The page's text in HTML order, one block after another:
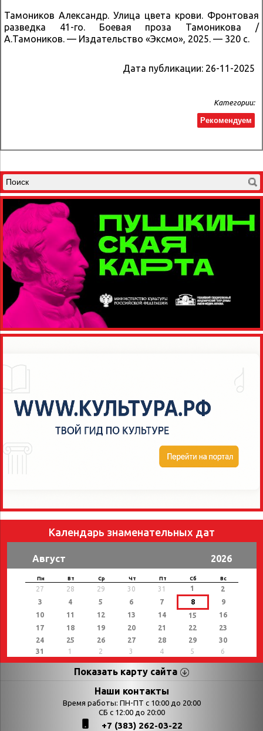
Тамоников Александр. Улица цвета крови. Фронтовая
разведка 41-го. Боевая проза Тамоникова /
А.Тамоников. — Издательство «Эксмо», 2025. — 320 с.
Дата публикации: 26-11-2025
Категории:
Рекомендуем
Календарь знаменательных дат
Август 2026
Пн Вт Ср Чт Пт Сб Вс
27 28 29 30 31 1
2
3
4 5 6 7 8
9
10
11 12 13 14 15
16
17
18 19 20 21 22
23
24
25 26 27 28 29
30
31
1 2 3 4 5 6
Показать карту сайта
Страницы Категории
Выставки
Наши контакты
Время работы: ПН-ПТ с 10:00 до 20:00
СБ с 12:00 до 20:00
+7 (383) 262-03-22